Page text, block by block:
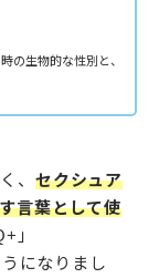
の生物的な性別と、
、 セクシュア
言葉として使
」
になりまし